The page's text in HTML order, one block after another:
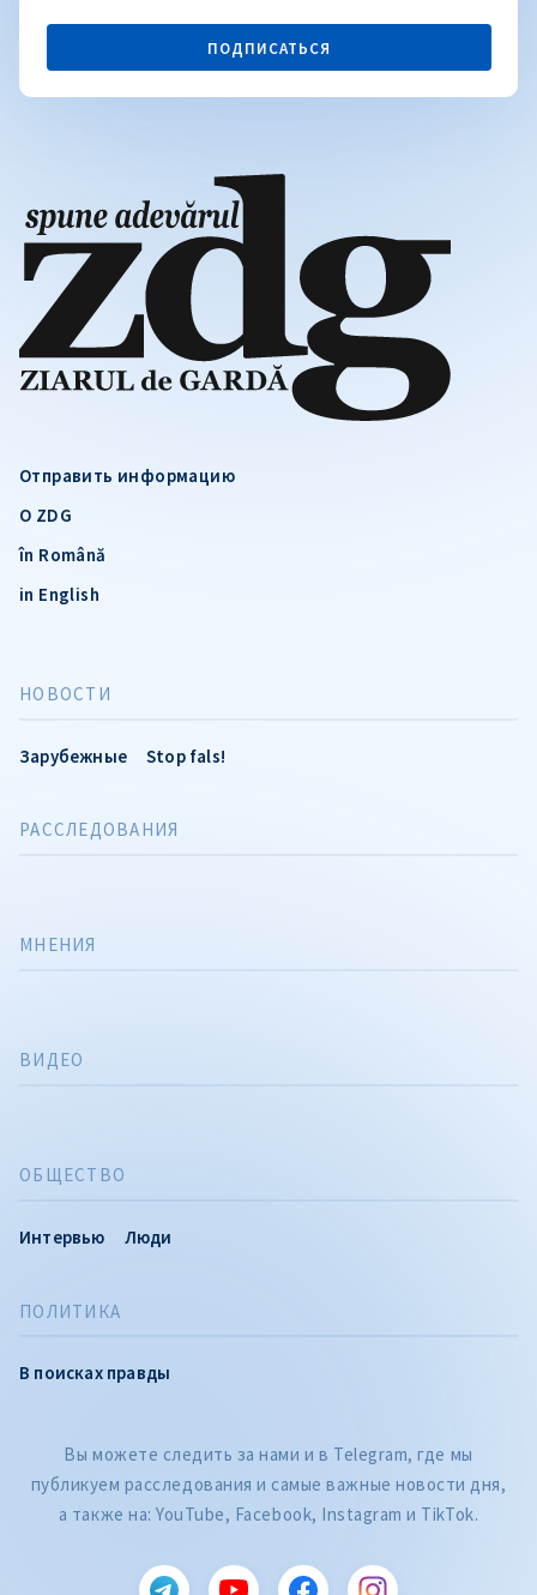
Категория
Отправить информацию
О ZDG
în Română
in English
НОВОСТИ
Зарубежные Stop fals!
ПОЛИТИКА
В поисках правды
РАССЛЕДОВАНИЯ
ОБЩЕСТВО
Интервью Люди
МНЕНИЯ
ВИДЕО
ПОДПИСАТЬСЯ
Вы можете следить за нами и в Telegram, где мы
публикуем расследования и самые важные новости дня,
а также на: YouTube, Facebook, Instagram и TikTok.